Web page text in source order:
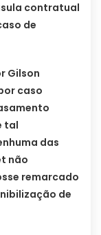
contratual
de
Gilson
caso
tal
das
não
remarcado
de